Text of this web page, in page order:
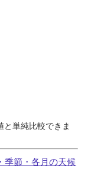
単純比較できま
季節・各月の天候